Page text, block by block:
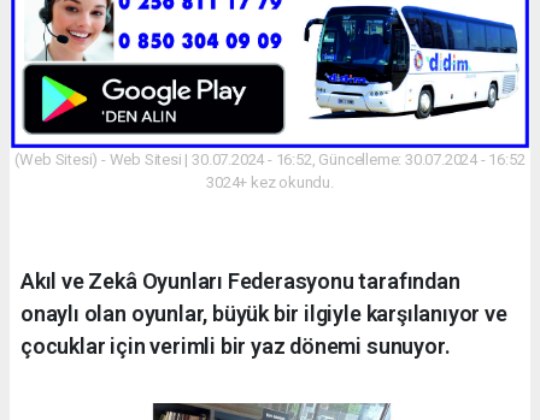
(Web Sitesi) - Web Sitesi | 30.07.2024 - 16:52, Güncelleme: 30.07.2024 - 16:52
3024+ kez okundu.
Akıl ve Zekâ Oyunları Federasyonu tarafından
onaylı olan oyunlar, büyük bir ilgiyle karşılanıyor ve
çocuklar için verimli bir yaz dönemi sunuyor.